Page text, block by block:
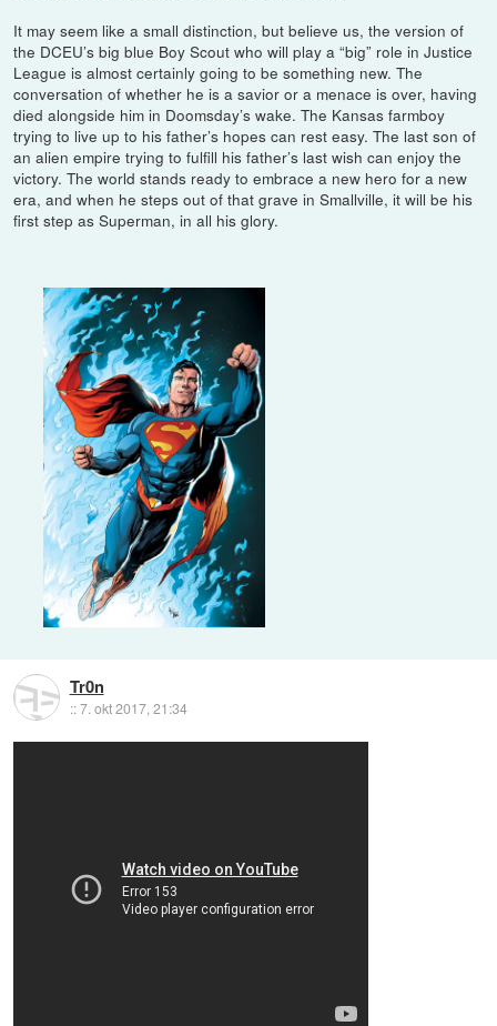
It may seem like a small distinction, but believe us, the version of
the DCEU’s big blue Boy Scout who will play a “big” role in Justice
League is almost certainly going to be something new. The
conversation of whether he is a savior or a menace is over, having
died alongside him in Doomsday’s wake. The Kansas farmboy
trying to live up to his father’s hopes can rest easy. The last son of
an alien empire trying to fulfill his father’s last wish can enjoy the
victory. The world stands ready to embrace a new hero for a new
era, and when he steps out of that grave in Smallville, it will be his
first step as Superman, in all his glory.
Tr0n
::7. okt 2017, 21:34